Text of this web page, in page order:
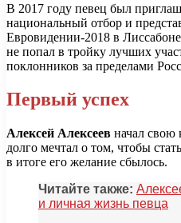
В 2017 году певец был
национальный отбор и
Евровидении-2018 в
не попал в тройку лучших
поклонников за пределами
Первый успех
Алексей Алексеев начал свою
долго мечтал о том, чтобы
в итоге его желание сбылось.
Читайте также:
и личная жизнь певца